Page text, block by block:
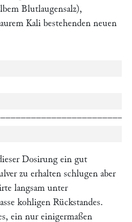
Blutlaugensalz),
Kali bestehenden neuen
Dosirung ein gut
zu erhalten schlugen aber
langsam unter
kohligen Rückstandes.
ein nur einigermaßen